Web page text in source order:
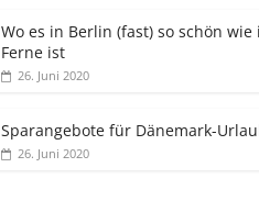
Wo es in Berlin (fast) so schön
Ferne ist
26. Juni 2020
Sparangebote für Dänemark-
26. Juni 2020